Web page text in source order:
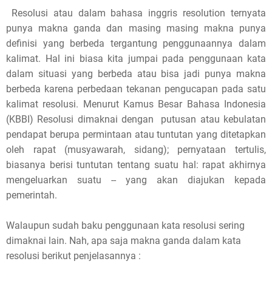
p
s
t
,
p
e
a
s
Resolusi atau dalam bahasa inggris resolution ternyata
punya makna ganda dan masing masing makna punya
definisi yang berbeda tergantung penggunaannya dalam
kalimat. Hal ini biasa kita jumpai pada penggunaan kata
dalam situasi yang berbeda atau bisa jadi punya makna
berbeda karena perbedaan tekanan pengucapan pada satu
kalimat resolusi. Menurut Kamus Besar Bahasa Indonesia
(KBBI) Resolusi dimaknai dengan putusan atau kebulatan
pendapat berupa permintaan atau tuntutan yang ditetapkan
oleh rapat (musyawarah, sidang); pernyataan tertulis,
biasanya berisi tuntutan tentang suatu hal: rapat akhirnya
mengeluarkan suatu -- yang akan diajukan kepada
pemerintah.
Walaupun sudah baku penggunaan kata resolusi sering
dimaknai lain. Nah, apa saja makna ganda dalam kata
resolusi berikut penjelasannya :